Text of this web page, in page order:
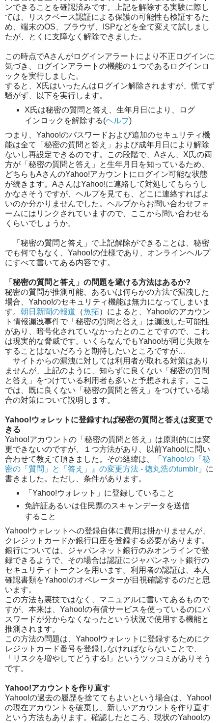
ンできることを確認済みです。上記を解除する実験に際し
ては、リスクベース認証による保護の可能性も検証するた
め、端末のOS、ブラウザ、ISPなどを全て変えて試しまし
たが、とくに支障なく解除できました。
この時点でAさんがログインアラートにより不正ログインに
気づき、ログインアラートの機能の１つであるログインロ
ックを実行しました。
すると、X氏はいったんはログイン解除されますが、慌てず
騒がず、以下を実行します。
X氏は秘密の質問と答え、生年月日により、ログ
インロックを解除する(ヘルプ)
つまり、Yahoo!のパスワードおよび追加のセキュリティ機
能は全て「秘密の質問と答え」および成年月日により解除
ないし再設定できるのです。この段階で、Aさん、X氏の両
方が「秘密の質問と答え」と生年月日を知っているため、
どちらもAさんのYahoo!アカウントにログイン可能な状態
が続きます。AさんはYahoo!に連絡して対処してもらうし
かなさそうですが、ヘルプを見ても、どこに連絡すればよ
いのか分かりませんでした。ヘルプからお問い合わせフォ
ームにはリンクされていますので、ここから問い合わせる
くらいでしょうか。
「秘密の質問と答え」で上記解除ができることは、秘密
でも何でもなく、Yahoo!の仕様であり、オンラインヘルプ
にすべて書いてある内容です。
「秘密の質問と答え」の問題を避ける方法はあるか?
秘密の質問が推測可能、あるいは何らかの方法で漏洩した
場合、Yahoo!のセキュリティ機能は無力になってしまいま
す。 朝日新聞の報道 （魚拓）によると、Yahoo!のアカウン
ト情報漏洩事件で「秘密の質問と答え」は漏洩した可能性
があり、暗号化されていなかったとのことですので、これ
は現実的な脅威です。いくらなんでもYahoo!が同じ失敗を
することはないだろうと期待したいところですが…
サイトからの漏洩に対しては利用者が取れる対策はあり
ませんが、上記のように、知らずに良くない「秘密の質問
と答え」をつけている利用者も多いと予想されます。ここ
では、既に良くない「秘密の質問と答え」をつけている場
合の対策について説明します。
Yahoo!ウォレットに登録すれば秘密の質問と答えは変更で
きる
Yahoo!アカウントの「秘密の質問と答え」は原則的には変
更できないのですが、１つ方法があり、以前Yahoo!に問い
合わせて教えて頂きました。その経緯は、「 Yahoo!の『秘
密の「質問」と「答え」』の変更方法 - 徳丸浩のtumblr 」に
書きました。ただし、条件があります。
「Yahoo!ウォレット」に登録していること
免許証あるいは住民票のスキャンデータを送信
すること
Yahoo!ウォレットへの登録自体に費用は掛かりませんが、
クレジットカードか銀行口座を登録する必要があります。
銀行については、ジャパンネット銀行のみオンラインで登
録できるようで、その場合は認証にジャパンネット銀行の
セキュリティトークンを用います。利用者の認証は、本人
確認書類をYahoo!のオペレーターが目視確認するのだと思
います。
この方法も裏技ではなく、マニュアルに書いてあるもので
すが、本来は、Yahoo!の有償サービスを使っているのにパ
スワードが分からなくなったという状況で使用する機能と
推測されます。
この方法の問題は、Yahoo!ウォレットに登録するためにク
レジットカード番号を登録しなければならないことで、
「リスクを増やしてどうする!」というツッコミがありそう
です。
Yahoo!アカウントを作り直す
Yahoo!の過去の履歴を捨ててもよいという場合は、Yahoo!
の現在アカウントを破棄し、新しいアカウントを作り直す
という方法もあります。確認したところ、現状のYahoo!の